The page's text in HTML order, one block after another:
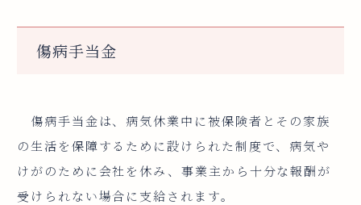
傷病手当金
傷病手当金は、病気休業中に被保険者とその家族
の生活を保障するために設けられた制度で、病気や
けがのために会社を休み、事業主から十分な報酬が
受けられない場合に支給されます。